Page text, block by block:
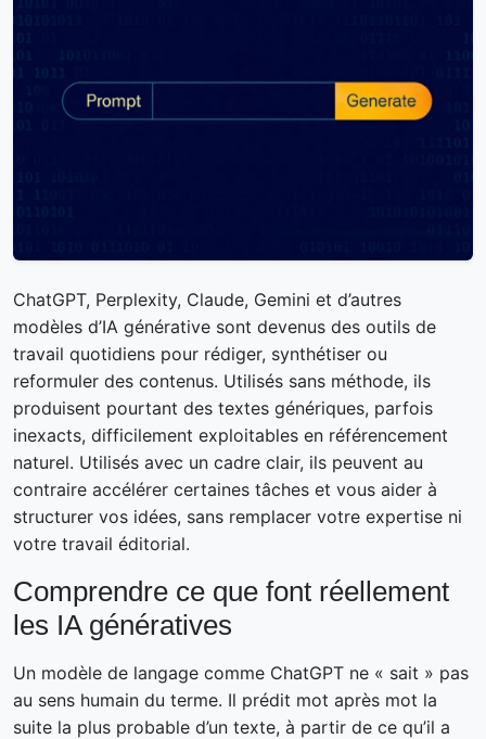
ChatGPT, Perplexity, Claude, Gemini et d’autres
modèles d’IA générative sont devenus des outils de
travail quotidiens pour rédiger, synthétiser ou
reformuler des contenus. Utilisés sans méthode, ils
produisent pourtant des textes génériques, parfois
inexacts, difficilement exploitables en référencement
naturel. Utilisés avec un cadre clair, ils peuvent au
contraire accélérer certaines tâches et vous aider à
structurer vos idées, sans remplacer votre expertise ni
votre travail éditorial.
Comprendre ce que font réellement
les IA génératives
Un modèle de langage comme ChatGPT ne « sait » pas
au sens humain du terme. Il prédit mot après mot la
suite la plus probable d’un texte, à partir de ce qu’il a